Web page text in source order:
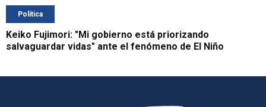
Política
Keiko Fujimori: "Mi gobierno está priorizando
salvaguardar vidas" ante el fenómeno de El Niño